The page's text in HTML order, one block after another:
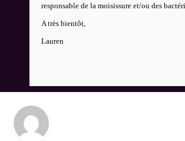
responsable de la moisissure et/ou des
A très bientôt,
Lauren